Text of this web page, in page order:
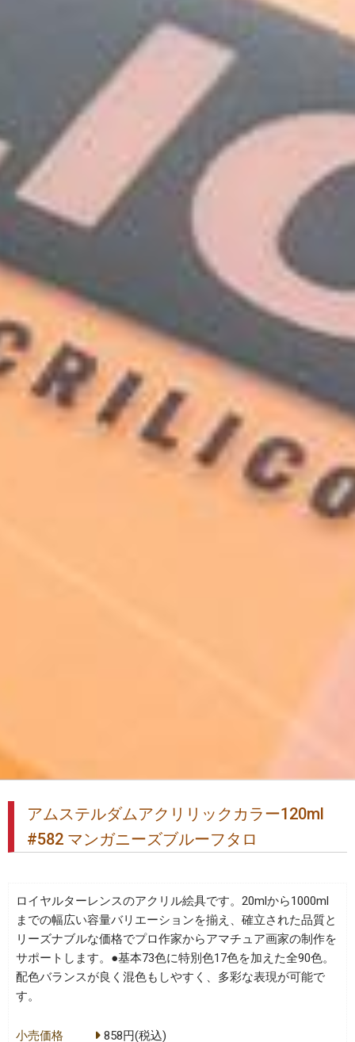
アムステルダムアクリリックカラー120ml
#582 マンガニーズブルーフタロ
ロイヤルターレンスのアクリル絵具です。20mlから1000ml
までの幅広い容量バリエーションを揃え、確立された品質と
リーズナブルな価格でプロ作家からアマチュア画家の制作を
サポートします。●基本73色に特別色17色を加えた全90色。
配色バランスが良く混色もしやすく、多彩な表現が可能で
す。
小売価格 858円(税込)